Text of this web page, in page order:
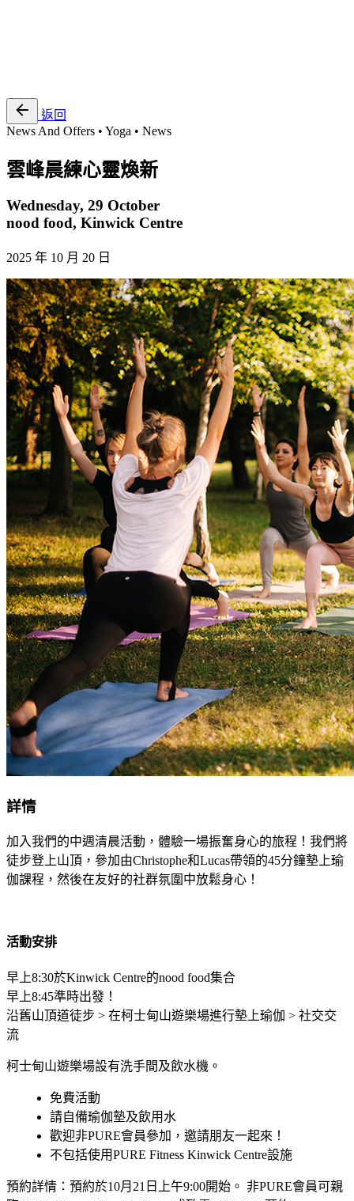
返回
News And Offers • Yoga • News
雲峰晨練心靈煥新
Wednesday, 29 October
nood food, Kinwick Centre
2025 年 10 月 20 日
詳情
加入我們的中週清晨活動，體驗一場振奮身心的旅程！我們將
徒步登上山頂，參加由Christophe和Lucas帶領的45分鐘墊上瑜
伽課程，然後在友好的社群氛圍中放鬆身心！
活動安排
早上8:30於Kinwick Centre的nood food集合
早上8:45準時出發！
沿舊山頂道徒步 > 在柯士甸山遊樂場進行墊上瑜伽 > 社交交
流
柯士甸山遊樂場設有洗手間及飲水機。
免費活動
請自備瑜伽墊及飲用水
歡迎非PURE會員參加，邀請朋友一起來！
不包括使用PURE Fitness Kinwick Centre設施
預約詳情：預約於10月21日上午9:00開始。 非PURE會員可親